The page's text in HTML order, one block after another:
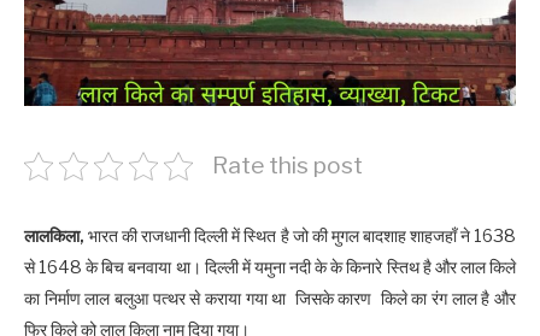
Rate this post
लालकिला, भारत की राजधानी दिल्ली में स्थित है जो की मुगल बादशाह शाहजहाँ ने 1638
से 1648 के बिच बनवाया था। दिल्ली में यमुना नदी के के किनारे स्तिथ है और लाल किले
का निर्माण लाल बलुआ पत्थर से कराया गया था जिसके कारण किले का रंग लाल है और
फिर किले को लाल किला नाम दिया गया।